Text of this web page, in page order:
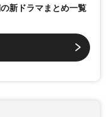
新ドラマまとめ一覧